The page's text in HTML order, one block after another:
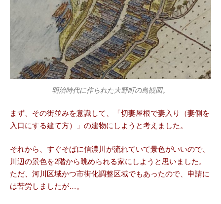
明治時代に作られた大野町の鳥観図。
まず、その街並みを意識して、「切妻屋根で妻入り（妻側を
入口にする建て方）」の建物にしようと考えました。
それから、すぐそばに信濃川が流れていて景色がいいので、
川辺の景色を2階から眺められる家にしようと思いました。
ただ、 河川区域かつ市街化調整区域でもあったので、申請に
は苦労しましたが…。